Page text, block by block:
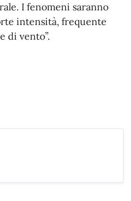
I fenomeni saranno
intensità, frequente
di vento”.